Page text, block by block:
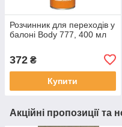
Розчинник для переходів у
балоні Body 777, 400 мл
372 ₴
Купити
Акційні пропозиції та